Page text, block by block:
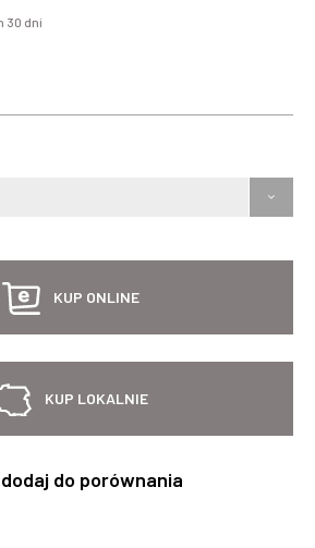
30 dni
KUP ONLINE
KUP LOKALNIE
dodaj do porównania